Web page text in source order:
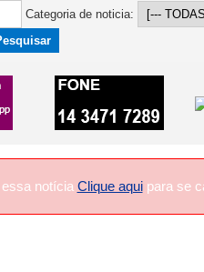
Categoria de noticia:
notícia Clique aquipara se